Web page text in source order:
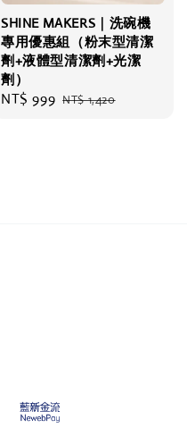
SHINE MAKERS｜洗碗機
專用優惠組（粉末型清潔
劑+液體型清潔劑+光潔
劑）
Sale
NT$ 999 Regular
NT$ 1,420